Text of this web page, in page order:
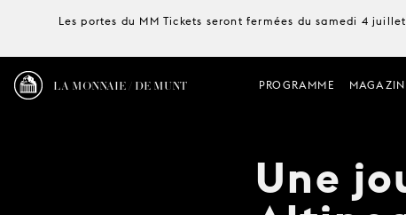
Les portes du MM Tickets seront fermées du samedi 4
LA MONNAIE / DE MUNT PROGRAMME
Une